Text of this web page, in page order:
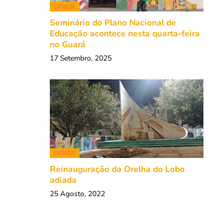
CIDADE
Seminário do Plano Nacional de
Educação acontece nesta quarta-feira
no Guará
17 Setembro, 2025
CIDADE
Reinauguração da Orelha do Lobo
adiada
25 Agosto, 2022